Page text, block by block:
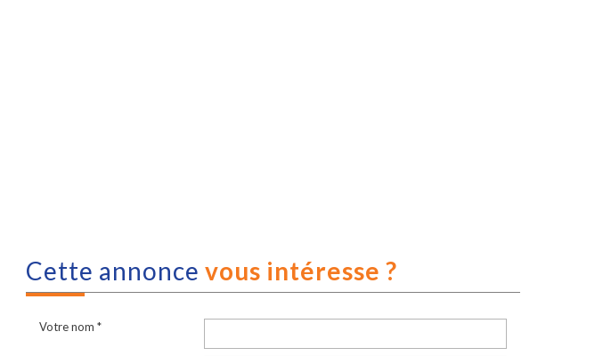
cette annonce vous intéresse ?
Votre nom *